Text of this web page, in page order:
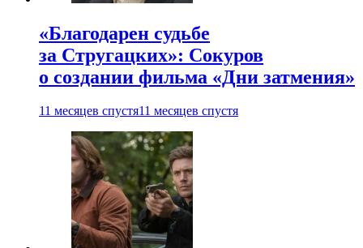
«Благодарен судьбе
за Стругацких»: Сокуров
о создании фильма «Дни затмения»
11 месяцев спустя11 месяцев спустя